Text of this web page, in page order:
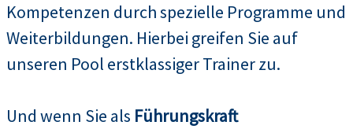
Kompetenzen durch spezielle Programme und
Weiterbildungen. Hierbei greifen Sie auf
unseren Pool erstklassiger Trainer zu.
Und wenn Sie als Führungskraft